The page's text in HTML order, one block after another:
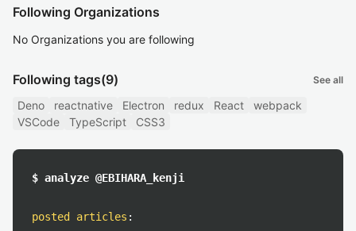
Following Organizations
No Organizations you are following
Following tags(9) See all
Deno reactnative Electron redux React
webpack
VSCode
TypeScript CSS3
$ analyze @EBIHARA_kenji
posted articles :